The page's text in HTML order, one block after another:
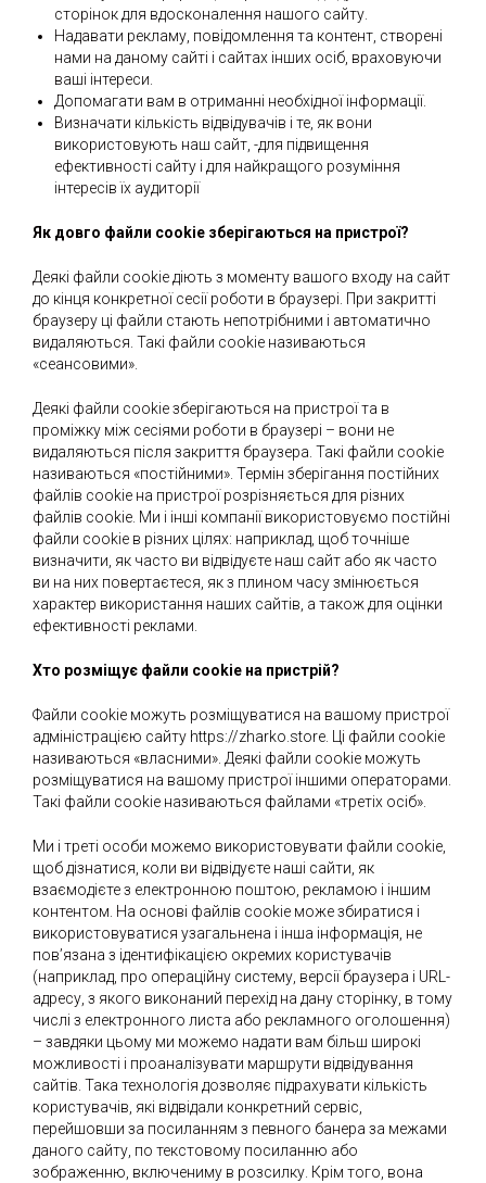
сторінок для вдосконалення нашого сайту.
Надавати рекламу, повідомлення та контент, створені
нами на даному сайті і сайтах інших осіб, враховуючи
ваші інтереси.
Допомагати вам в отриманні необхідної інформації.
Визначати кількість відвідувачів і те, як вони
використовують наш сайт, -для підвищення
ефективності сайту і для найкращого розуміння
інтересів їх аудиторії
Як довго файли cookie зберігаються на пристрої?
Деякі файли cookie діють з моменту вашого входу на сайт
до кінця конкретної сесії роботи в браузері. При закритті
браузеру ці файли стають непотрібними і автоматично
видаляються. Такі файли cookie називаються
«сеансовими».
Деякі файли cookie зберігаються на пристрої та в
проміжку між сесіями роботи в браузері – вони не
видаляються після закриття браузера. Такі файли cookie
називаються «постійними». Термін зберігання постійних
файлів cookie на пристрої розрізняється для різних
файлів cookie. Ми і інші компанії використовуємо постійні
файли cookie в різних цілях: наприклад, щоб точніше
визначити, як часто ви відвідуєте наш сайт або як часто
ви на них повертаєтеся, як з плином часу змінюється
характер використання наших сайтів, а також для оцінки
ефективності реклами.
Хто розміщує файли cookie на пристрій?
Файли cookie можуть розміщуватися на вашому пристрої
адміністрацією сайту https://zharko.store . Ці файли cookie
називаються «власними». Деякі файли cookie можуть
розміщуватися на вашому пристрої іншими операторами.
Такі файли cookie називаються файлами «третіх осіб».
Ми і треті особи можемо використовувати файли cookie,
щоб дізнатися, коли ви відвідуєте наші сайти, як
взаємодієте з електронною поштою, рекламою і іншим
контентом. На основі файлів cookie може збиратися і
використовуватися узагальнена і інша інформація, не
пов’язана з ідентифікацією окремих користувачів
(наприклад, про операційну систему, версії браузера і URL-
адресу, з якого виконаний перехід на дану сторінку, в тому
числі з електронного листа або рекламного оголошення)
– завдяки цьому ми можемо надати вам більш широкі
можливості і проаналізувати маршрути відвідування
сайтів. Така технологія дозволяє підрахувати кількість
користувачів, які відвідали конкретний сервіс,
перейшовши за посиланням з певного банера за межами
даного сайту, по текстовому посиланню або
зображенню, включениму в розсилку. Крім того, вона